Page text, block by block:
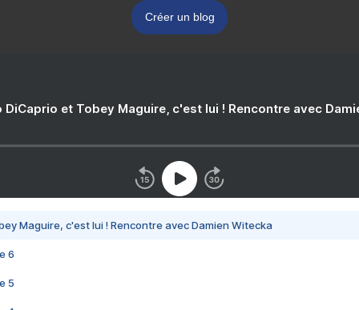
Créer un blog
DiCaprio et Tobey Maguire, c'est lui ! Rencontre avec
Maguire, c'est lui ! Rencontre avec Damien Witecka
6
5